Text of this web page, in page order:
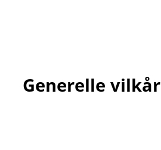
Generelle vilkår